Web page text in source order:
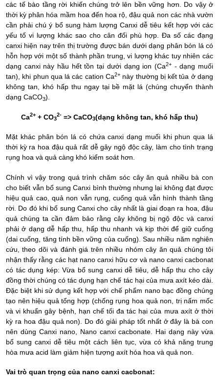
các tế bào tầng rời khiến chúng trở lên bền vững hơn. Do vậy ở
thời kỳ phân hóa mầm hoa đến hoa rộ, đậu quả non các nhà vườn
cần phải chú ý bổ sung hàm lượng Canxi dễ tiêu kết hợp với các
yếu tố vi lượng khác sao cho cân đối phù hợp. Đa số các đạng
canxi hiện nay trên thị trường được bán dưới dạng phân bón lá có
hỗn hợp với một số thành phần trung, vi lượng khác tuy nhiên các
dạng canxi này hầu hết tồn tại dưới dạng ion (Ca2+- dạng muối
tan), khi phun qua lá các cation Ca2+ này thường bị kết tủa ở dạng
không tan, khó hấp thu ngay tại bề mặt lá (chúng chuyển thành
dạng CaCO3).
Ca2+ + CO3
2- => CaCO3(dạng không tan, khó hấp thu)
Mặt khác phân bón lá có chứa canxi dạng muối khi phun qua lá
thời kỳ ra hoa đậu quả rất dễ gây ngộ độc cây, làm cho tình trạng
rụng hoa và quả càng khó kiểm soát hơn.
Chính vì vậy trong quá trình chăm sóc cây ăn quả nhiều bà con
cho biết vẫn bổ sung Canxi bình thường nhưng lại không đạt được
hiệu quả cao, quả non vẫn rụng, cuống quả vẫn hình thành tầng
rời. Do đó khi bổ sung Canxi cho cây nhất là giai đoạn ra hoa, đậu
quả chúng ta cần đảm bảo rằng cây không bị ngộ độc và canxi
phải ở dạng dễ hấp thu, hấp thu nhanh và kịp thời để giữ cuống
(dai cuống, tăng tính bền vững của cuống) . Sau nhiều năm nghiên
cứu, theo dõi và đánh giá trên nhiều nhóm cây ăn quả chúng tôi
nhận thấy rằng các hạt nano canxi hữu cơ và nano canxi cacbonat
có tác dụng kép: Vừa bổ sung canxi dễ tiêu, dễ hấp thu cho cây
đồng thời chúng có tác dụng hạn chế tác hại của mưa axít kéo dài.
Đặc biệt khi sử dụng kết hợp với chế phẩm nano bạc đồng chúng
tạo nên hiệu quả tổng hợp (chống rụng hoa quả non, trị nấm mốc
và vi khuẩn gây bệnh, hạn chế tối đa tác hại của mưa axít ở thời
kỳ ra hoa đậu quả non). Do đó giải pháp tốt nhất ở đây là bà con
nên dùng Canxi nano, Nano canxi cacbonate. Hai dạng này vừa
bổ sung canxi dễ tiêu một cách liên tục, vừa có khả năng trung
hòa mưa acid làm giảm hiện tượng axít hóa hoa và quả non.
Vai trò quan trọng của nano canxi cacbonat: